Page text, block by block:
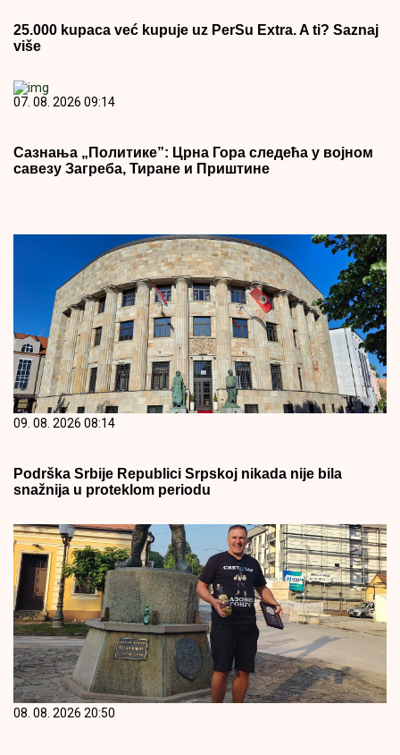
25.000 kupaca već kupuje uz PerSu Extra. A ti? Saznaj
više
07. 08. 2026 09:14
Сазнања „Политике”: Црна Гора следећа у војном
савезу Загреба, Тиране и Приштине
09. 08. 2026 08:14
Podrška Srbije Republici Srpskoj nikada nije bila
snažnija u proteklom periodu
08. 08. 2026 20:50